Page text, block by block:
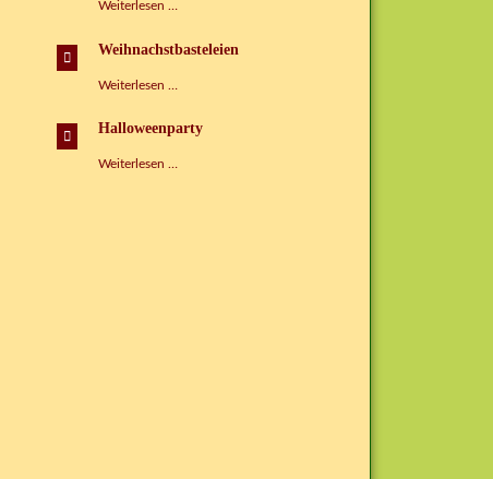
Weiterlesen …
Sprachen
Weihnachstbasteleien
Weiterlesen …
Halloweenparty
Weiterlesen …